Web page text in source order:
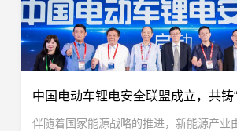
伴随着国家能源战略的推进，新能源产业